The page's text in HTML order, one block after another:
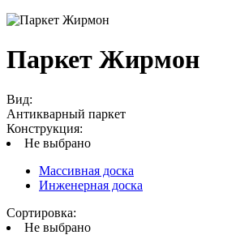
Паркет Жирмон
Вид:
Антикварный паркет
Конструкция:
Не выбрано
Массивная доска
Инженерная доска
Сортировка:
Не выбрано